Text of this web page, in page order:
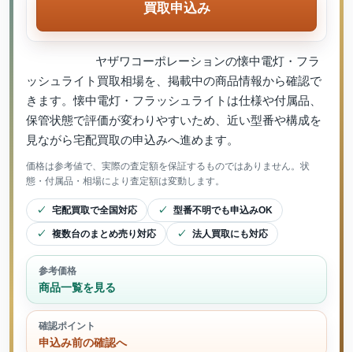
ヤザワコーポレーションの懐中電灯・フラ
ッシュライト買取相場を、掲載中の商品情報から確認で
きます。懐中電灯・フラッシュライトは仕様や付属品、
保管状態で評価が変わりやすいため、近い型番や構成を
見ながら宅配買取の申込みへ進めます。
価格は参考値で、実際の査定額を保証するものではありません。状
態・付属品・相場により査定額は変動します。
宅配買取で全国対応 型番不明でも申込みOK
複数台のまとめ売り対応 法人買取にも対応
参考価格
商品一覧を見る
確認ポイント
申込み前の確認へ
買取申込み